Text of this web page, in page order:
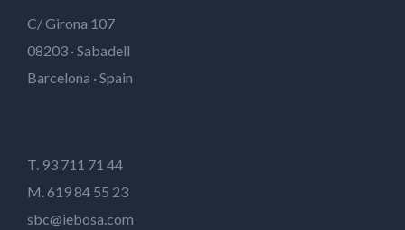
C/ Girona 107
08203 · Sabadell
Barcelona · Spain
T. 93 711 71 44
M. 619 84 55 23
sbc@iebosa.com